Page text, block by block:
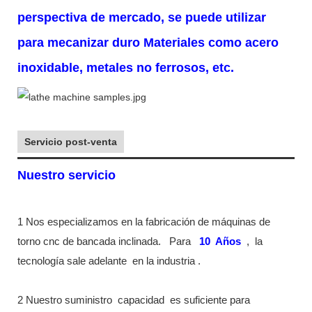
perspectiva de mercado, se puede utilizar
para mecanizar duro Materiales como acero
inoxidable, metales no ferrosos, etc.
Servicio post-venta
Nuestro servicio
1 Nos especializamos en la fabricación de máquinas de
torno cnc de bancada inclinada.
Para 10 Años ,
la
tecnología sale adelante en la industria .
2 Nuestro suministro capacidad
es suficiente para